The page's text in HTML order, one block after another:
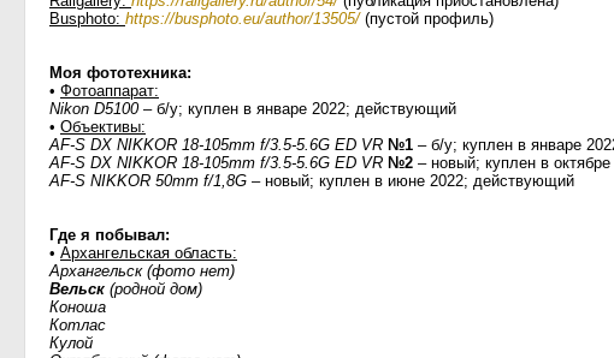
Busphoto: https://busphoto.eu/author/13505/ (пустой профиль)
Моя фототехника:
• Фотоаппарат:
Nikon D5100 – б/у; куплен в январе 2022; действующий
• Объективы:
AF-S DX NIKKOR 18-105mm f/3.5-5.6G ED VR №1 – б/у; куплен в январе
AF-S DX NIKKOR 18-105mm f/3.5-5.6G ED VR №2 – новый; куплен в
AF-S NIKKOR 50mm f/1,8G – новый; куплен в июне 2022; действующий
Где я побывал:
• Архангельская область:
Архангельск (фото нет)
Вельск (родной дом)
Коноша
Котлас
Кулой